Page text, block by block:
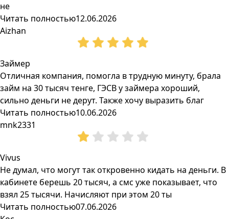
не
Читать полностью12.06.2026
Aizhan
Займер
Отличная компания, помогла в трудную минуту, брала
займ на 30 тысяч тенге, ГЭСВ у займера хороший,
сильно деньги не дерут. Также хочу выразить благ
Читать полностью10.06.2026
mnk2331
Vivus
Не думал, что могут так откровенно кидать на деньги. В
кабинете берешь 20 тысяч, а смс уже показывает, что
взял 25 тысячи. Начисляют при этом 20 ты
Читать полностью07.06.2026